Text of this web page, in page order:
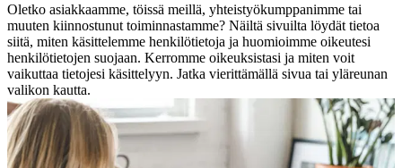
Oletko asiakkaamme, töissä meillä, yhteistyökumppanimme tai
muuten kiinnostunut toiminnastamme? Näiltä sivuilta löydät tietoa
siitä, miten käsittelemme henkilötietoja ja huomioimme oikeutesi
henkilötietojen suojaan. Kerromme oikeuksistasi ja miten voit
vaikuttaa tietojesi käsittelyyn. Jatka vierittämällä sivua tai yläreunan
valikon kautta.